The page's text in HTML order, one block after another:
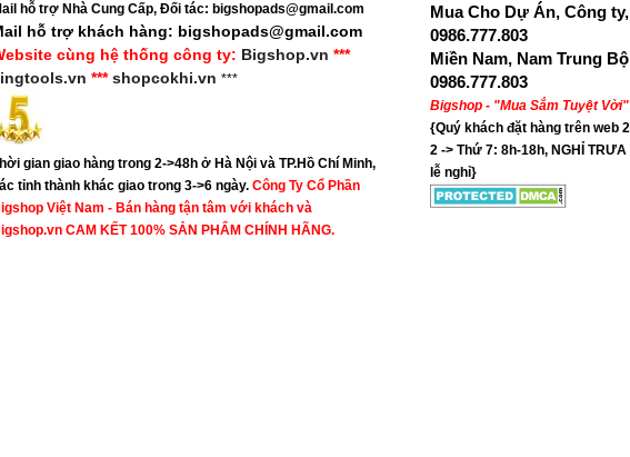
hỗ trợ Nhà Cung Cấp, Đối tác: bigshopads@gmail.com
hỗ trợ khách hàng: bigshopads@gmail.com
cùng hệ thống công ty: Bigshop.vn ***
***shopcokhi.vn ***
gian giao hàng trong 2->48h ở Hà Nội và TP.Hồ Chí Minh,
tỉnh thành khác giao trong 3->6 ngày. Công Ty Cổ Phần
Việt Nam - Bán hàng tận tâm với khách và
CAM KẾT 100% SẢN PHẨM CHÍNH HÃNG.
Mua Cho Dự Án, Công
0986.777.803
Miền Nam, Nam Trung
0986.777.803
Bigshop - "Mua Sắm Tuyệt Vời"
{Quý khách đặt hàng trên web
2 -> Thứ 7: 8h-18h, NGHỈ
lễ nghỉ}